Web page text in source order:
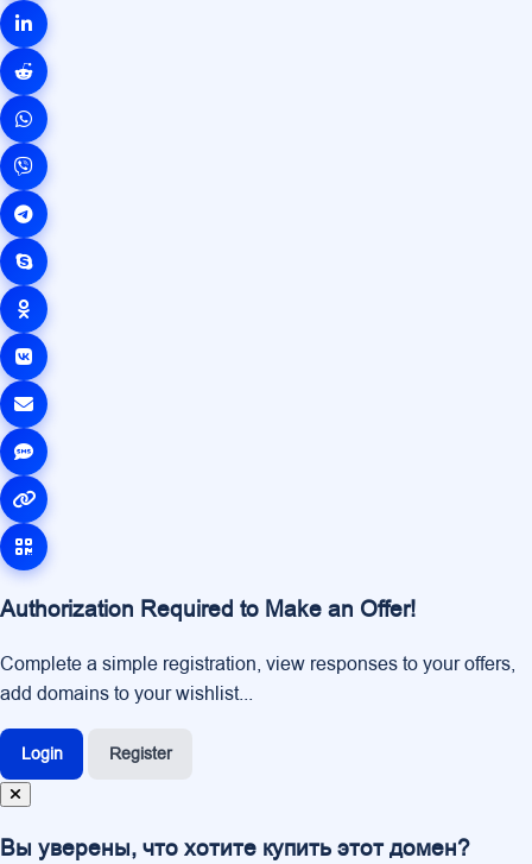
Authorization Required to Make an Offer!
Complete a simple registration, view responses to your offers,
add domains to your wishlist...
Login Register
Вы уверены, что хотите купить этот домен?